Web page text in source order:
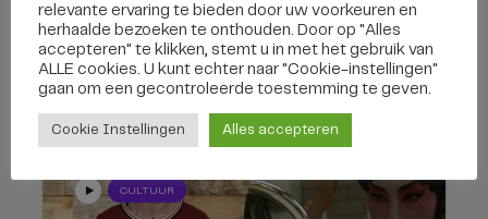
CULTUUR
relevante ervaring te bieden door uw voorkeuren en
herhaalde bezoeken te onthouden. Door op "Alles
accepteren" te klikken, stemt u in met het gebruik van
ALLE cookies. U kunt echter naar "Cookie-instellingen"
gaan om een ​​gecontroleerde toestemming te geven.
Cookie Instellingen Alles accepteren